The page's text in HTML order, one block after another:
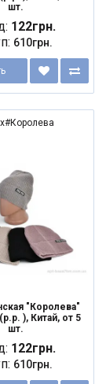
шт.
122грн.
610грн.
"Королева"
), Китай, от 5
шт.
122грн.
610грн.